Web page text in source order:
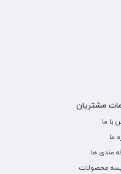
مشتریان
با ما
ما
مندی ها
محصولات